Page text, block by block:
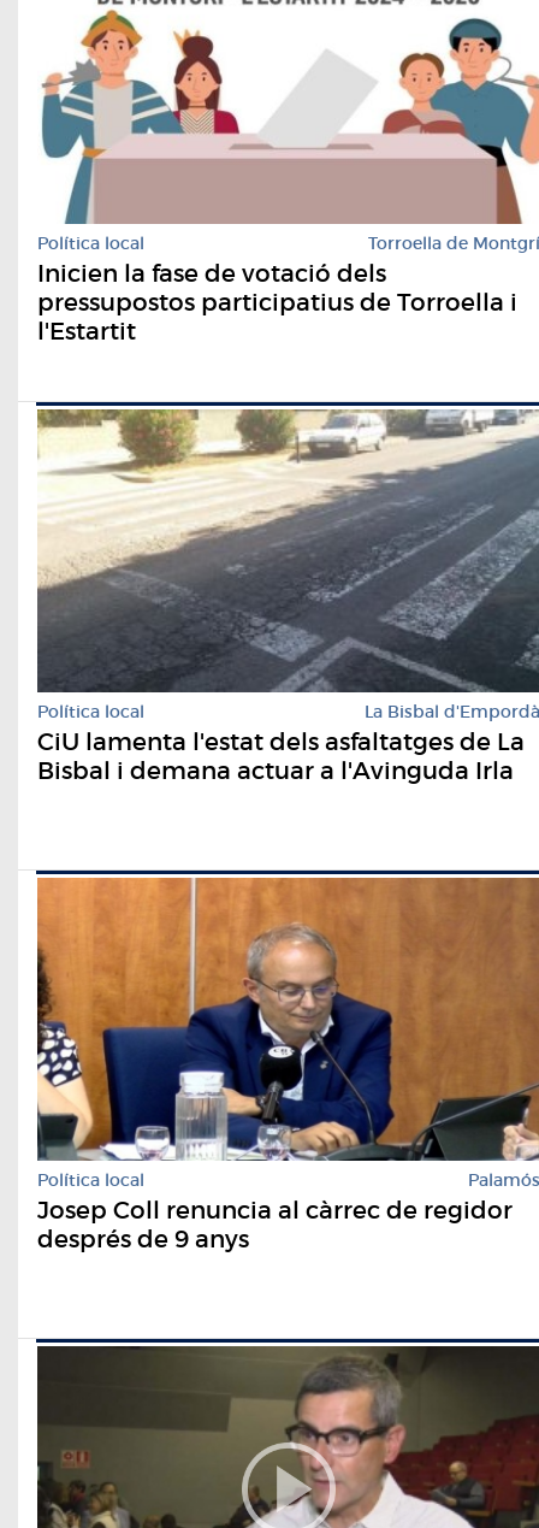
Política local Torroella de Montgrí
Inicien la fase de votació dels
pressupostos participatius de Torroella i
l'Estartit
Política local La Bisbal d'Empordà
CiU lamenta l'estat dels asfaltatges de La
Bisbal i demana actuar a l'Avinguda Irla
Política local Palamós
Josep Coll renuncia al càrrec de regidor
després de 9 anys